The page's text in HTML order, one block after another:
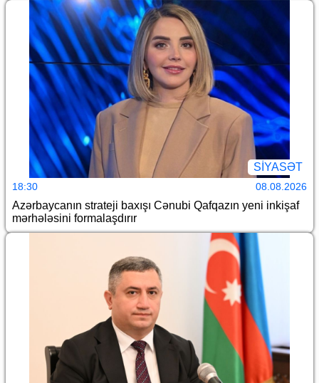
SİYASƏT
18:30 08.08.2026
Azərbaycanın strateji baxışı Cənubi Qafqazın yeni inkişaf
mərhələsini formalaşdırır